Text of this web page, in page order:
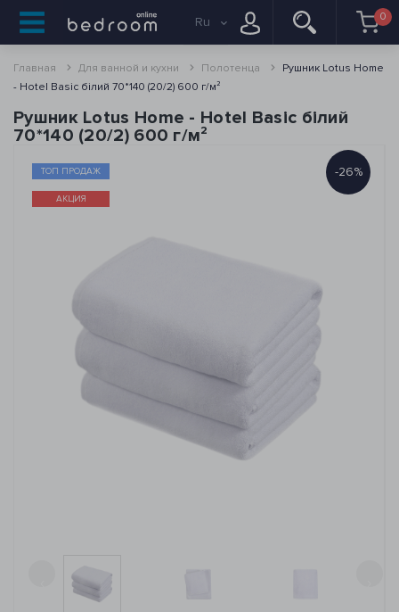
Ru 0
Главная Для ванной и кухни Полотенца
Рушник Lotus Home
- Hotel Basic білий 70*140 (20/2) 600 г/м²
Рушник Lotus Home - Hotel Basic білий
70*140 (20/2) 600 г/м²
-26%
ТОП ПРОДАЖ
АКЦИЯ